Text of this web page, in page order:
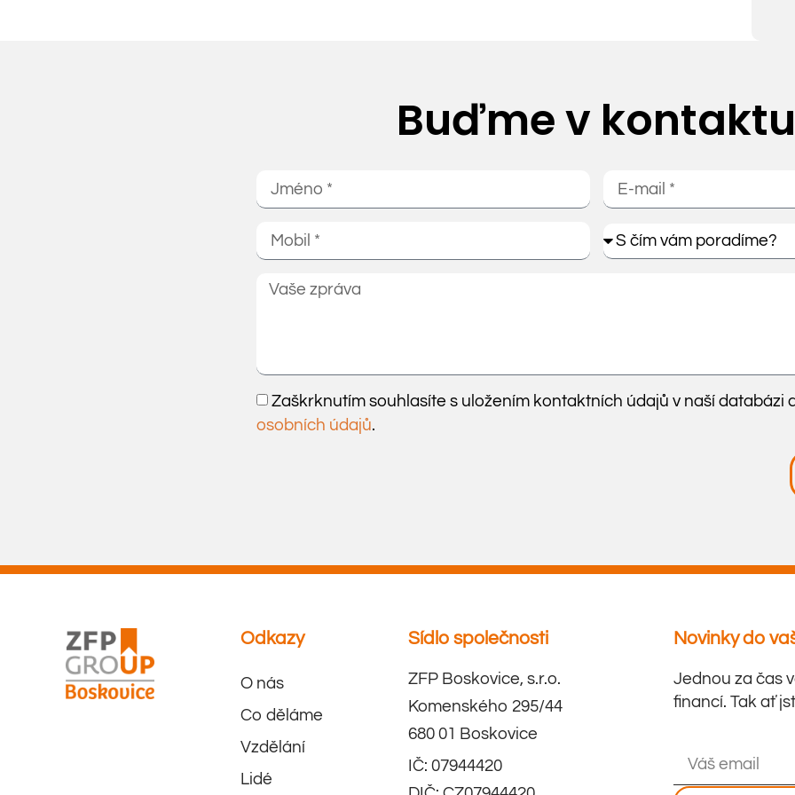
Buďme v kontaktu
Zaškrknutím souhlasíte s uložením kontaktních údajů v naší databázi
osobních údajů.
Odkazy
O nás
Co děláme
Vzdělání
Lidé
Sídlo společnosti
ZFP Boskovice, s.r.o.
Komenského 295/44
680 01 Boskovice
IČ: 07944420
Novinky do
Jednou za čas
financí. Tak ať